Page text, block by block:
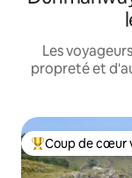
Les
propreté et
Coup de cœur
Coup de cœur